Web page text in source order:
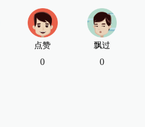
点赞
0
飘过
0